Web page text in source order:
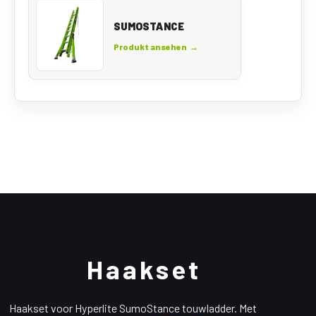
SUMOSTANCE
Produkt ansehen →
Haakset
Haakset voor Hyperlite SumoStance touwladder. Met